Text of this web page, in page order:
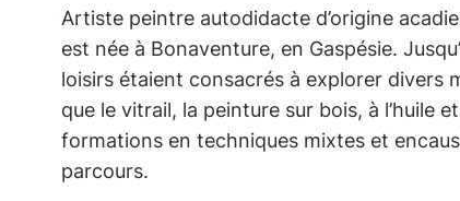
Artiste peintre autodidacte d’origine
est née à Bonaventure, en Gaspésie.
loisirs étaient consacrés à explorer divers
que le vitrail, la peinture sur bois, à l’huile
formations en techniques mixtes et
parcours.